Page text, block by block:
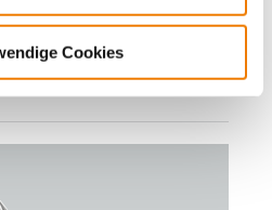
Cookies
piece brass